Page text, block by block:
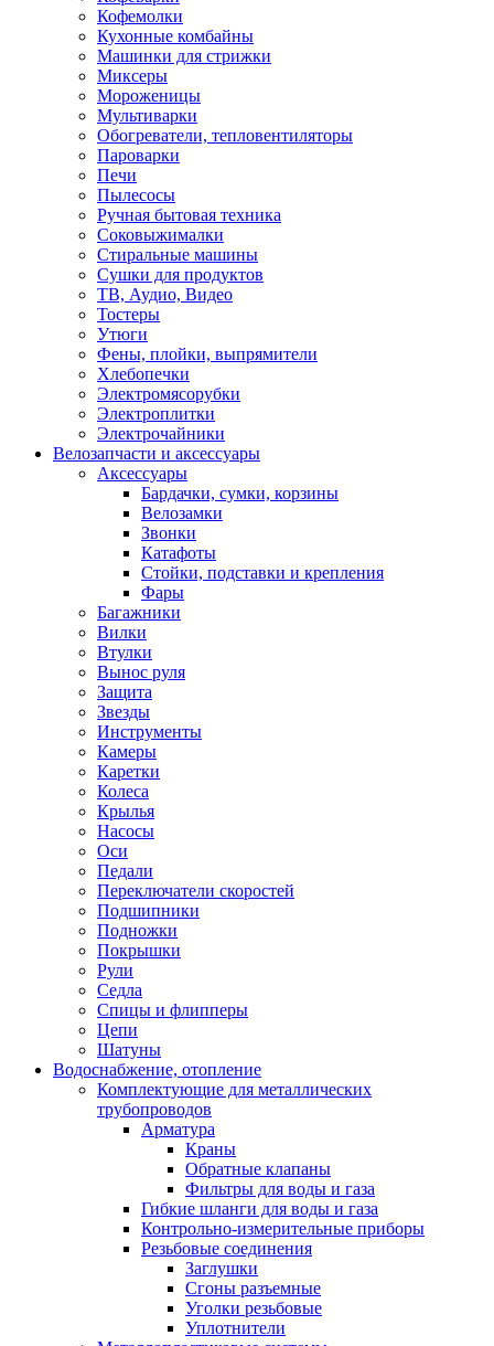
Кофемолки
Кухонные комбайны
Машинки для стрижки
Миксеры
Мороженицы
Мультиварки
Обогреватели, тепловентиляторы
Пароварки
Печи
Пылесосы
Ручная бытовая техника
Соковыжималки
Стиральные машины
Сушки для продуктов
ТВ, Аудио, Видео
Тостеры
Утюги
Фены, плойки, выпрямители
Хлебопечки
Электромясорубки
Электроплитки
Электрочайники
Велозапчасти и аксессуары
Аксессуары
Бардачки, сумки, корзины
Велозамки
Звонки
Катафоты
Стойки, подставки и крепления
Фары
Багажники
Вилки
Втулки
Вынос руля
Защита
Звезды
Инструменты
Камеры
Каретки
Колеса
Крылья
Насосы
Оси
Педали
Переключатели скоростей
Подшипники
Подножки
Покрышки
Рули
Седла
Спицы и флипперы
Цепи
Шатуны
Водоснабжение, отопление
Комплектующие для металлических
трубопроводов
Арматура
Краны
Обратные клапаны
Фильтры для воды и газа
Гибкие шланги для воды и газа
Контрольно-измерительные приборы
Резьбовые соединения
Заглушки
Сгоны разъемные
Уголки резьбовые
Уплотнители